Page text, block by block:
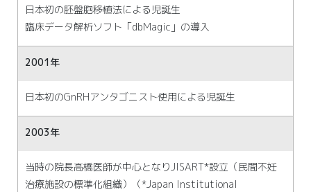
日本初の胚盤胞移植法による児誕生
臨床データ解析ソフト「dbMagic」の導入
2001年
日本初のGnRHアンタゴニスト使用による児誕生
2003年
当時の院長高橋医師が中心となりJISART*設立（民間不妊
治療施設の標準化組織）（*Japan Institutional